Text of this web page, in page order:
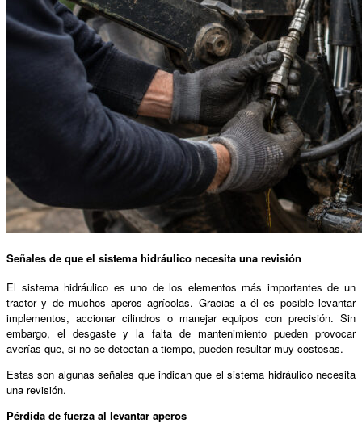
Señales de que el sistema hidráulico necesita una revisión
El sistema hidráulico es uno de los elementos más importantes de un
tractor y de muchos aperos agrícolas. Gracias a él es posible levantar
implementos, accionar cilindros o manejar equipos con precisión. Sin
embargo, el desgaste y la falta de mantenimiento pueden provocar
averías que, si no se detectan a tiempo, pueden resultar muy costosas.
Estas son algunas señales que indican que el sistema hidráulico necesita
una revisión.
Pérdida de fuerza al levantar aperos